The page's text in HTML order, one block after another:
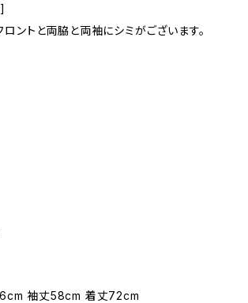
ロントと両脇と両袖にシミがございます。
袖丈58cm 着丈72cm